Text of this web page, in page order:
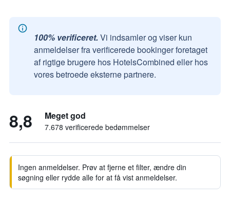
100% verificeret. Vi indsamler og viser kun
anmeldelser fra verificerede bookinger foretaget
af rigtige brugere hos HotelsCombined eller hos
vores betroede eksterne partnere.
8,8 Meget god
7.678 verificerede bedømmelser
Ingen anmeldelser. Prøv at fjerne et filter, ændre din
søgning eller rydde alle for at få vist anmeldelser.